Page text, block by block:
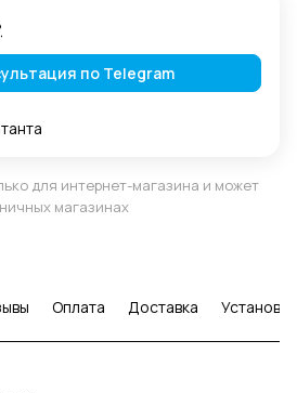
по Telegram
для интернет-магазина и может
магазинах
Оплата Доставка Установка